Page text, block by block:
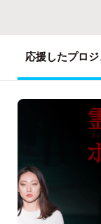
応援したプロジ